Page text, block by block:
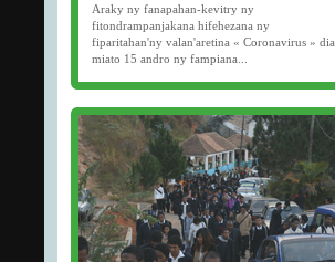
Araky ny fanapahan-kevitry ny
fitondrampanjakana hifehezana ny
fiparitahan'ny valan'aretina « Coronavirus » dia
miato 15 andro ny fampiana...
Examens semestriels
Début des examens semestriels (1ère, 2e et 3e
année) : jeudi 26 mars 2020.
Bonne fête de Pâques tout le monde !